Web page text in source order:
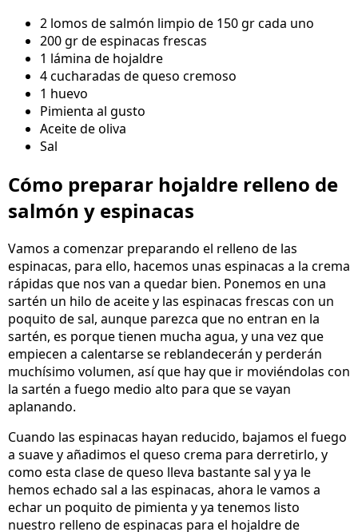
2 lomos de salmón limpio de 150 gr cada uno
200 gr de espinacas frescas
1 lámina de hojaldre
4 cucharadas de queso cremoso
1 huevo
Pimienta al gusto
Aceite de oliva
Sal
Cómo preparar hojaldre relleno de
salmón y espinacas
Vamos a comenzar preparando el relleno de las
espinacas, para ello, hacemos unas espinacas a la crema
rápidas que nos van a quedar bien. Ponemos en una
sartén un hilo de aceite y las espinacas frescas con un
poquito de sal, aunque parezca que no entran en la
sartén, es porque tienen mucha agua, y una vez que
empiecen a calentarse se reblandecerán y perderán
muchísimo volumen, así que hay que ir moviéndolas con
la sartén a fuego medio alto para que se vayan
aplanando.
Cuando las espinacas hayan reducido, bajamos el fuego
a suave y añadimos el queso crema para derretirlo, y
como esta clase de queso lleva bastante sal y ya le
hemos echado sal a las espinacas, ahora le vamos a
echar un poquito de pimienta y ya tenemos listo
nuestro relleno de espinacas para el hojaldre de